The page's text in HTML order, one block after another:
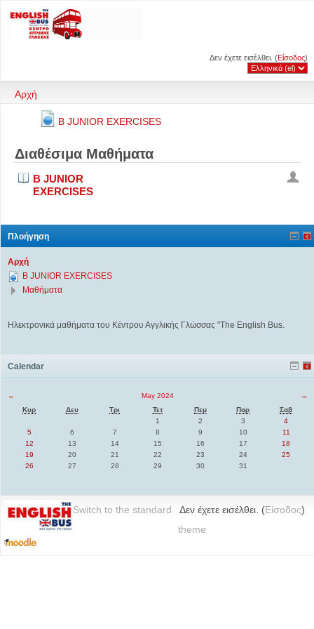
Δεν έχετε εισέλθει. (Είσοδος)
Αρχή
B JUNIOR EXERCISES
Διαθέσιμα Μαθήματα
B JUNIOR
EXERCISES
Πλοήγηση
Αρχή
B JUNIOR EXERCISES
Μαθήματα
Ηλεκτρονικά μαθήματα του Κέντρου Αγγλικής Γλώσσας "The English Bus.
Calendar
← May 2024
→
Κυρ
Δευ Τρι Τετ Πεμ Παρ
Σαβ
1
2 3
4
5
6 7 8 9 10
11
12
13 14 15 16 17
18
19
20 21 22 23 24
25
26
27 28 29 30 31
Δεν έχετε εισέλθει. (Είσοδος)
Switch to the standard
theme